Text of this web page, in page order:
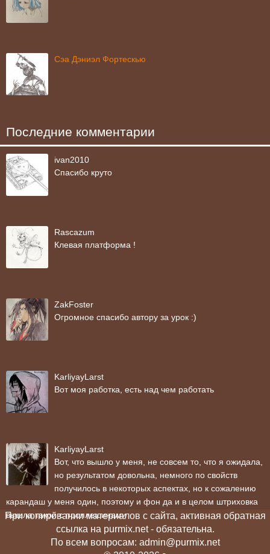
Сэа Дэниэл Фортескью
Последние комментарии
ivan2010
Спасибо круто
Rascazum
Клевая платформа !
ZakFoster
Огромное спасибо автору за урок :)
KarliyayLarst
Вот моя работка, есть над чем работать
KarliyayLarst
Вот, что вышло у меня, не совсем то, что я ожидала,
но результатом довольна, немного по свойств
получилось в некоторых аспектах, но к сожалению
карандаш у меня один, поэтому и фон да и в целом штриховка
вышла такой с проплешинами
При копировании материалов с сайта, активная обратная
ссылка на purmix.net - обязательна.
По всем вопросам: admin@purmix.net